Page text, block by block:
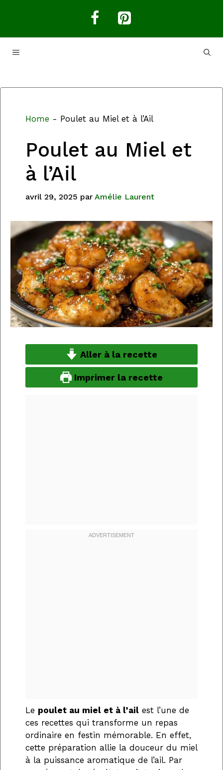
MENU
Home - Poulet au Miel et à l’Ail
Poulet au Miel et
à l’Ail
avril 29, 2025 par Amélie Laurent
Aller à la recette
Imprimer la recette
Le poulet au miel et à l’ail est l’une de
ces recettes qui transforme un repas
ordinaire en festin mémorable. En effet,
cette préparation allie la douceur du miel
à la puissance aromatique de l’ail. Par